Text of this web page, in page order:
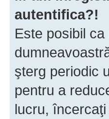
autentifica?!
Este posibil
şterg periodic
pentru a
lucru,